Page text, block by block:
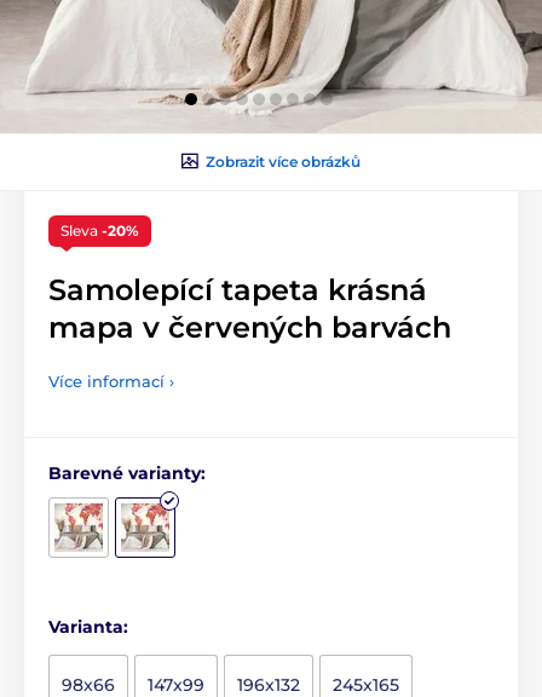
Zobrazit více obrázků
Sleva -20%
Samolepící tapeta krásná
mapa v červených barvách
Více informací ›
Barevné varianty:
Varianta:
98x66 147x99 196x132 245x165